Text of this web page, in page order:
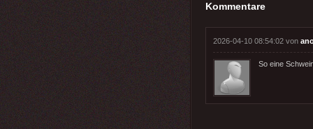
Kommentare
2026-04-10 08:54:02 von
So eine